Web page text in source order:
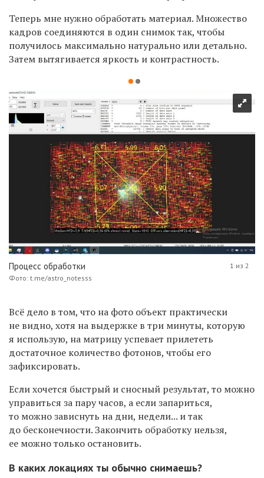
Теперь мне нужно обработать материал. Множество
кадров соединяются в один снимок так, чтобы
получилось максимально натурально или детально.
Затем вытягивается яркость и контрастность.
Процесс обработки
Фото: t.me/astro_notesss
1 из 2
Всё дело в том, что на фото объект практически
не видно, хотя на выдержке в три минуты, которую
я использую, на матрицу успевает прилететь
достаточное количество фотонов, чтобы его
зафиксировать.
Если хочется быстрый и сносный результат, то можно
управиться за пару часов, а если запариться,
то можно зависнуть на дни, недели... и так
до бесконечности. Закончить обработку нельзя,
ее можно только остановить.
В каких локациях ты обычно снимаешь?